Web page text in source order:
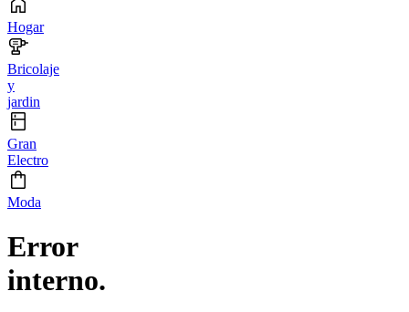
Hogar
Bricolaje
y
jardin
Gran
Electro
Moda
Error
interno.